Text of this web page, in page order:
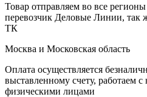
Товар отправляем во все
перевозчик Деловые Линии, так
ТК
Москва и Московская область
Оплата осуществляется
выставленному счету, работаем
физическими лицами